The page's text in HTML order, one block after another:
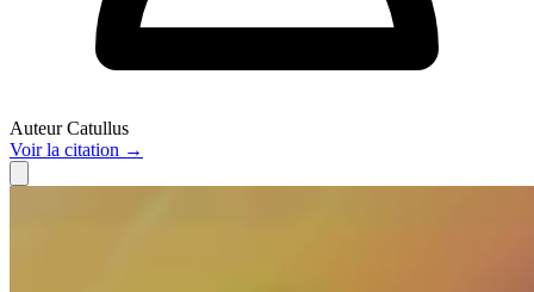
Auteur Catullus
Voirla citation →